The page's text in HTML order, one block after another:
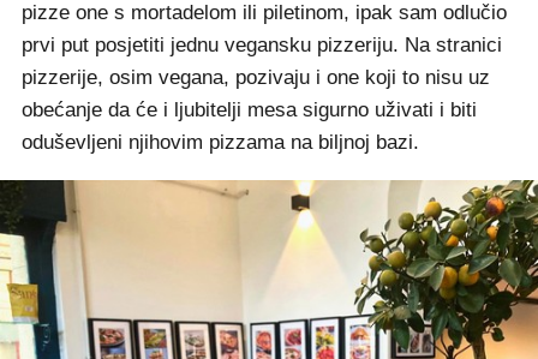
pizze one s mortadelom ili piletinom, ipak sam odlučio
prvi put posjetiti jednu vegansku pizzeriju. Na stranici
pizzerije, osim vegana, pozivaju i one koji to nisu uz
obećanje da će i ljubitelji mesa sigurno uživati i biti
oduševljeni njihovim pizzama na biljnoj bazi.